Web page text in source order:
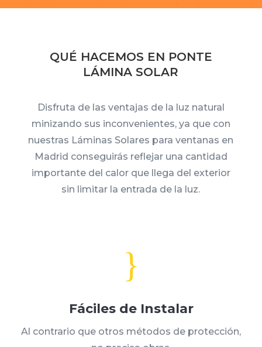
QUÉ HACEMOS EN PONTE
LÁMINA SOLAR
Disfruta de las ventajas de la luz natural
minizando sus inconvenientes, ya que con
nuestras Láminas Solares para ventanas en
Madrid conseguirás reflejar una cantidad
importante del calor que llega del exterior
sin limitar la entrada de la luz.
}
Fáciles de Instalar
Al contrario que otros métodos de protección,